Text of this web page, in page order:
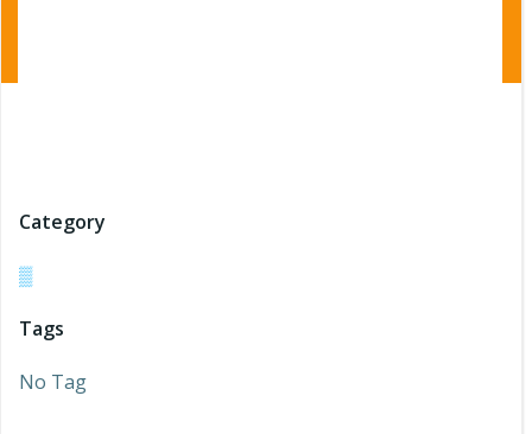
Category
▒
Tags
No Tag